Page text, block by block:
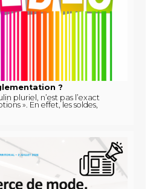
?
pluriel, n’est pas l’exact
». En effet, les soldes,